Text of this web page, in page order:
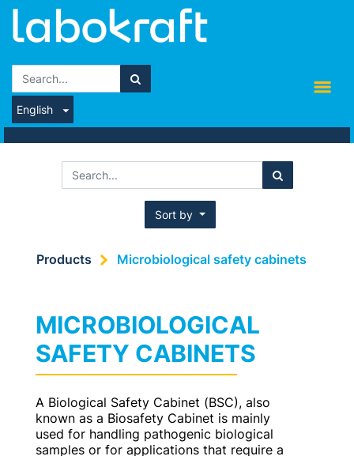
English
Sort by
Products Microbiological safety cabinets
MICROBIOLOGICAL
SAFETY CABINETS
A Biological Safety Cabinet (BSC), also
known as a Biosafety Cabinet is mainly
used for handling pathogenic biological
samples or for applications that require a